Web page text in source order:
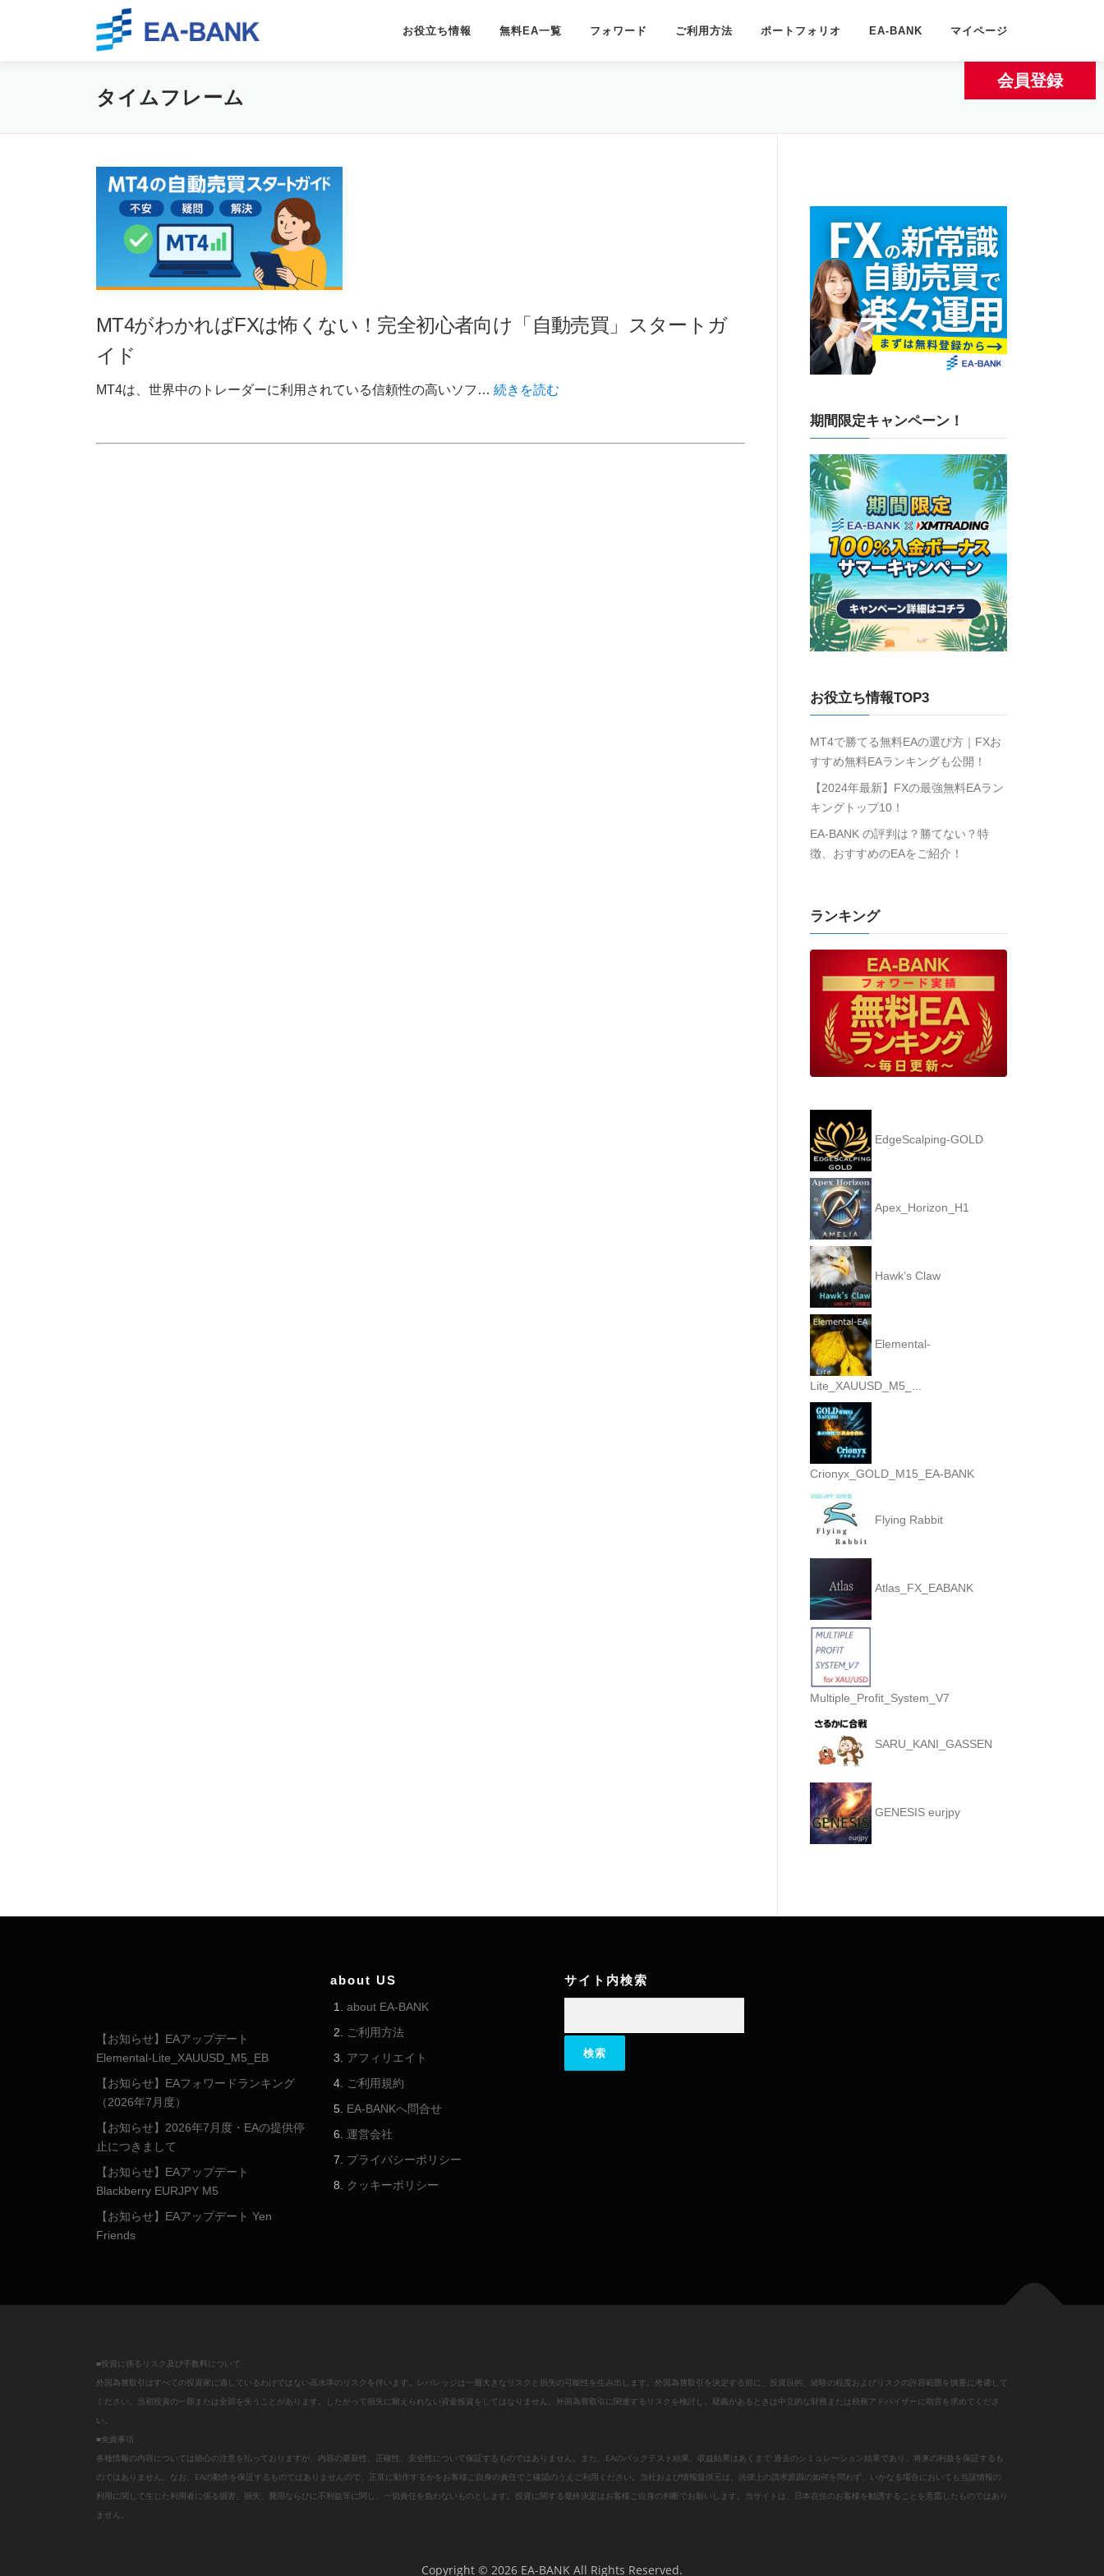
お役立ち情報 無料EA一覧 フォワード ご利用方法 ポートフォリオ EA-BANK マイページ
会員登録
タイムフレーム
MT4がわかればFXは怖くない！完全初心者向け「自動売買」スタートガ
イド
MT4は、世界中のトレーダーに利用されている信頼性の高いソフ… 続きを読む
期間限定キャンペーン！
お役立ち情報TOP3
MT4で勝てる無料EAの選び方｜FXお
すすめ無料EAランキングも公開！
【2024年最新】FXの最強無料EAラン
キングトップ10！
EA-BANK の評判は？勝てない？特
徴、おすすめのEAをご紹介！
ランキング
EdgeScalping-GOLD
Apex_Horizon_H1
Hawk’s Claw
Elemental-
Lite_XAUUSD_M5_...
Crionyx_GOLD_M15_EA-BANK
Flying Rabbit
Atlas_FX_EABANK
Multiple_Profit_System_V7
SARU_KANI_GASSEN
GENESIS eurjpy
【お知らせ】EAアップデート
Elemental-Lite_XAUUSD_M5_EB
【お知らせ】EAフォワードランキング
（2026年7月度）
【お知らせ】2026年7月度・EAの提供停
止につきまして
【お知らせ】EAアップデート
Blackberry EURJPY M5
【お知らせ】EAアップデート Yen
Friends
about US
about EA-BANK
ご利用方法
アフィリエイト
ご利用規約
EA-BANKへ問合せ
運営会社
プライバシーポリシー
クッキーポリシー
サイト内検索
■投資に係るリスク及び手数料について
外国為替取引はすべての投資家に適しているわけではない高水準のリスクを伴います。レバレッジは一層大きなリスクと損失の可能性を生み出します。外国為替取引を決定する前に、投資目的、経験の程度およびリスクの許容範囲を慎重に考慮して
ください。当初投資の一部または全部を失うことがあります。したがって損失に耐えられない資金投資をしてはなりません。外国為替取引に関連するリスクを検討し、疑義があるときは中立的な財務または税務アドバイザーに助言を求めてくださ
い。
■免責事項
各種情報の内容については細心の注意を払っておりますが、内容の最新性、正確性、安全性について保証するものではありません。また、EAのバックテスト結果、収益結果はあくまで 過去のシミュレーション結果であり、将来の利益を保証するも
のではありません。なお、EAの動作を保証するものではありませんので、正常に動作するかをお客様ご自身の責任でご確認のうえご利用ください。当社および情報提供元は、法律上の請求原因の如何を問わず、いかなる場合においても当該情報の
利用に関して生じた利用者に係る損害、損失、費用ならびに不利益等に関し、一切責任を負わないものとします。投資に関する最終決定はお客様ご自身の判断でお願いします。当サイトは、日本在住のお客様を勧誘することを意図したものではあり
ません。
Copyright © 2026 EA-BANK All Rights Reserved.